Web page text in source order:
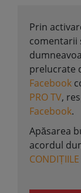
Prin
comentarii
prelucrate
Facebook
PRO TV,
Facebook.
Apăsarea
acordul